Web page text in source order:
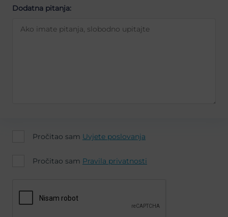
Dodatna pitanja:
Pročitao sam Uvjete poslovanja
Pročitao sam Pravila privatnosti